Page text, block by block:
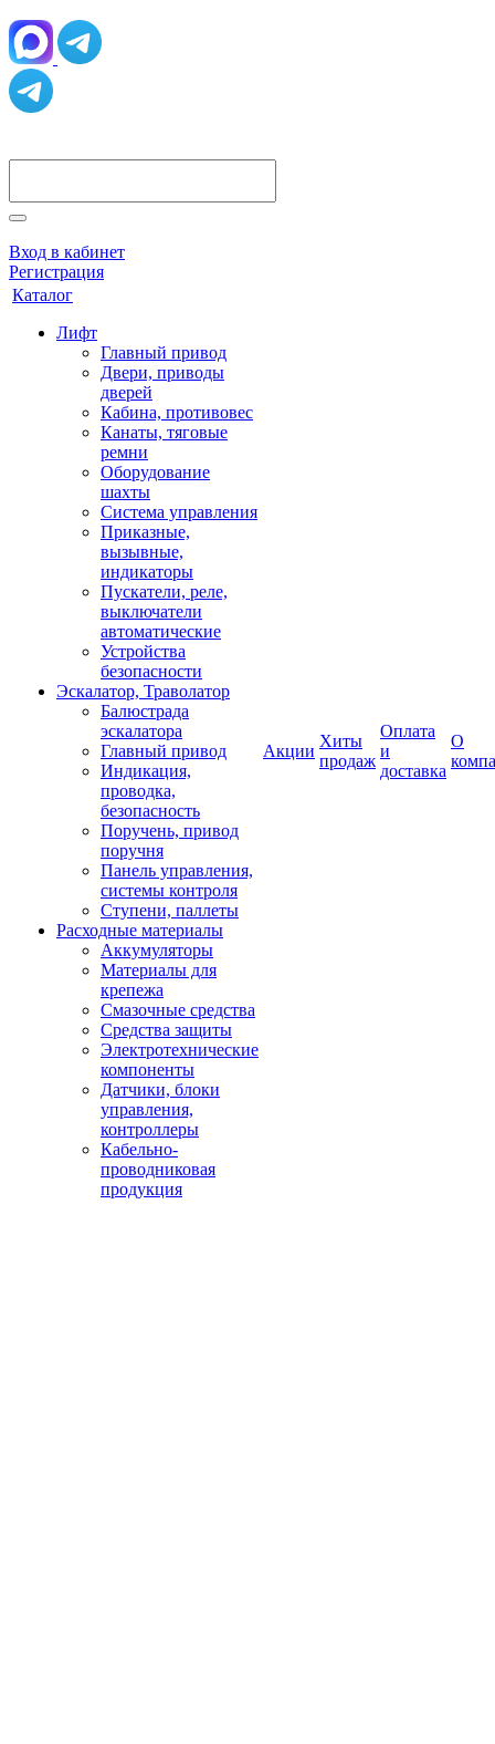
Вход в кабинет
Регистрация
Каталог
Лифт
Главный привод
Двери, приводы
дверей
Кабина, противовес
Канаты, тяговые
ремни
Оборудование
шахты
Система управления
Приказные,
вызывные,
индикаторы
Пускатели, реле,
выключатели
автоматические
Устройства
безопасности
Эскалатор, Траволатор
Балюстрада
эскалатора
Главный привод
Индикация,
проводка,
безопасность
Поручень, привод
поручня
Панель управления,
системы контроля
Ступени, паллеты
Расходные материалы
Аккумуляторы
Материалы для
крепежа
Смазочные средства
Средства защиты
Электротехнические
компоненты
Датчики, блоки
управления,
контроллеры
Кабельно-
проводниковая
продукция
Акции
Хиты
продаж
Оплата
и
доставка
О